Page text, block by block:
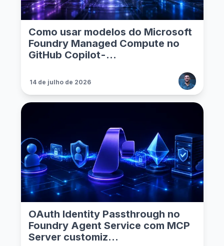
Como usar modelos do Microsoft
Foundry Managed Compute no
GitHub Copilot - ...
14 de julho de 2026
OAuth Identity Passthrough no
Foundry Agent Service com MCP
Server customiz...